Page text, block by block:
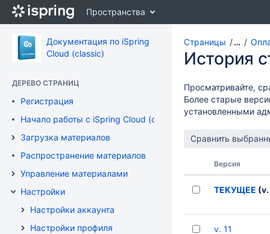
Перейти
содержимому
assistive.skiplink.to.breadcrumbs
assistive.skiplink.to.quick.search
Пространства
Документация по iSpring
Cloud (classic)
ДЕРЕВО СТРАНИЦ
Регистрация
Начало работы с iSpring Cloud (classic)
Загрузка материалов
Распространение материалов
Управление материалами
Настройки
Настройки аккаунта
Настройки профиля
Страницы …
История
Просматривайте,
Более старые
установленными
Версия
ТЕКУЩЕЕ
v. 11